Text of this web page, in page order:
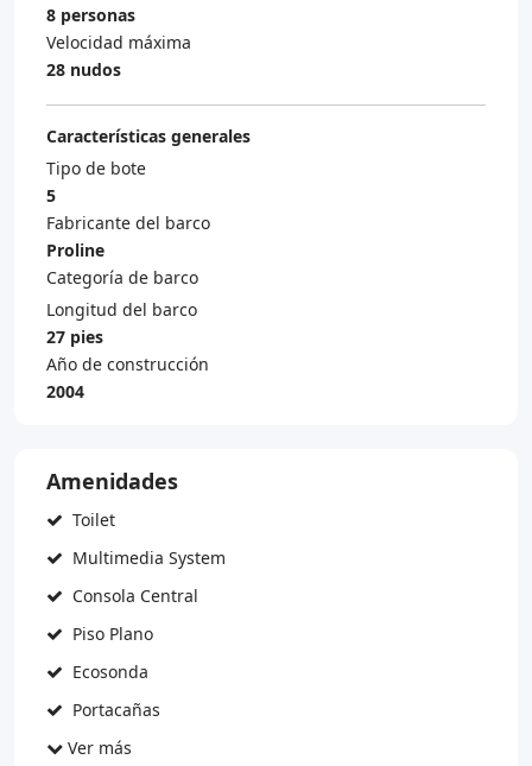
8 personas
Velocidad máxima
28 nudos
Características generales
Tipo de bote
5
Fabricante del barco
Proline
Categoría de barco
Longitud del barco
27 pies
Año de construcción
2004
Amenidades
Toilet
Multimedia System
Consola Central
Piso Plano
Ecosonda
Portacañas
Ver más